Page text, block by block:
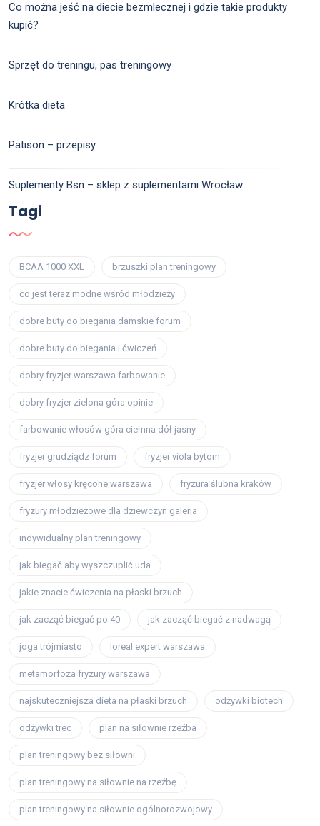
Co można jeść na diecie bezmlecznej i gdzie takie produkty
kupić?
Sprzęt do treningu, pas treningowy
Krótka dieta
Patison – przepisy
Suplementy Bsn – sklep z suplementami Wrocław
Tagi
BCAA 1000 XXL brzuszki plan treningowy
co jest teraz modne wśród młodzieży
dobre buty do biegania damskie forum
dobre buty do biegania i ćwiczeń
dobry fryzjer warszawa farbowanie
dobry fryzjer zielona góra opinie
farbowanie włosów góra ciemna dół jasny
fryzjer grudziądz forum fryzjer viola bytom
fryzjer włosy kręcone warszawa fryzura ślubna kraków
fryzury młodzieżowe dla dziewczyn galeria
indywidualny plan treningowy
jak biegać aby wyszczuplić uda
jakie znacie ćwiczenia na płaski brzuch
jak zacząć biegać po 40 jak zacząć biegać z nadwagą
joga trójmiasto loreal expert warszawa
metamorfoza fryzury warszawa
najskuteczniejsza dieta na płaski brzuch odżywki biotech
odżywki trec plan na siłownie rzeźba
plan treningowy bez siłowni
plan treningowy na siłownie na rzeźbę
plan treningowy na siłownie ogólnorozwojowy